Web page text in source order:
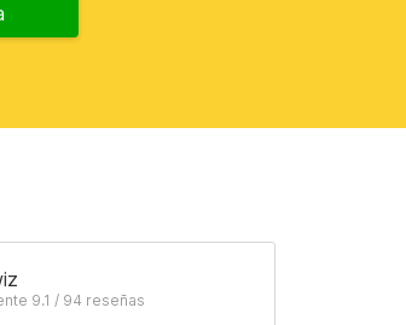
9.1 / 94 reseñas